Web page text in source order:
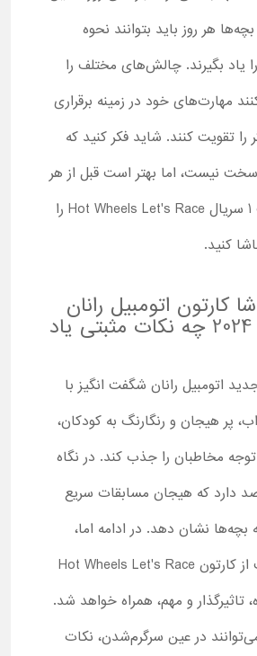
بچه‌ها هر روز باید بتوانند نحوه
یاد بگیرند. چالش‌های مختلف را
مهارت‌های خود در زمینه برقراری
را تقویت کنند. شاید فکر کنید که
نیست، اما بهتر است قبل از هر
چیز، حتما قسمت 1 سریال Hot Wheels Let's Race را
کنید.
کارتون اتومبیل رانان
شگفت انگیز 2024 چه نکات مثبتی یاد
اتومبیل رانان شگفت انگیز با
پر هیجان و رنگارنگ به کودکان،
مخاطبان را جذب کند. در نگاه
دارد که هیجان مسابقات سریع
بچه‌ها نشان دهد. در ادامه اما،
داستان هر قسمت از کارتون Hot Wheels Let's Race
تاثیرگذار و مهم، همراه خواهد شد.
در عین سرگرم‌شدن، نکات